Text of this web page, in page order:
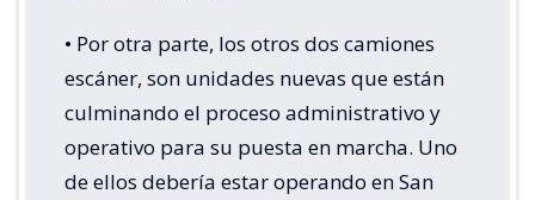
• Por otra parte, los otros dos camiones
escáner, son unidades nuevas que están
culminando el proceso administrativo y
operativo para su puesta en marcha. Uno
de ellos debería estar operando en San